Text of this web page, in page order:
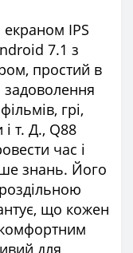
IPS
7.1 з
простий в
задоволення
грі,
т. Д., Q88
час і
знань. Його
що кожен
для